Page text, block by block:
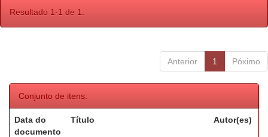
Resultado 1-1 de 1.
Anterior 1 Póximo
Conjunto de itens:
Data do
documento
Título Autor(es)